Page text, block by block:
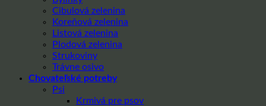
Cibulová zelenina
Koreňová zelenina
Listová zelenina
Plodová zelenina
Strukoviny
Trávne osivo
Chovateľské potreby
Psi
Krmivá pre psov